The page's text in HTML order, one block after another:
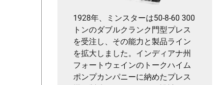
1928年、ミンスターは50-8-60 300
トンのダブルクランク門型プレス
を受注し、その能力と製品ライン
を拡大しました。インディアナ州
フォートウェインのトークハイム
ポンプカンパニーに納めたプレス